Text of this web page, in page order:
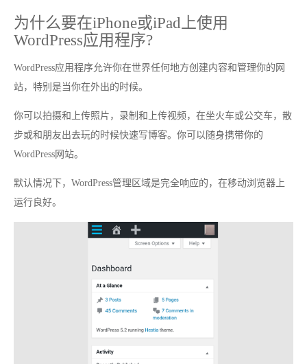
为什么要在iPhone或iPad上使用
WordPress应用程序?
WordPress应用程序允许你在世界任何地方创建内容和管理你的网
站，特别是当你在外出的时候。
你可以拍摄和上传照片，录制和上传视频，在坐火车或公交车，散
步或和朋友出去玩的时候快速写博客。你可以随身携带你的
WordPress网站。
默认情况下，WordPress管理区域是完全响应的，在移动浏览器上
运行良好。